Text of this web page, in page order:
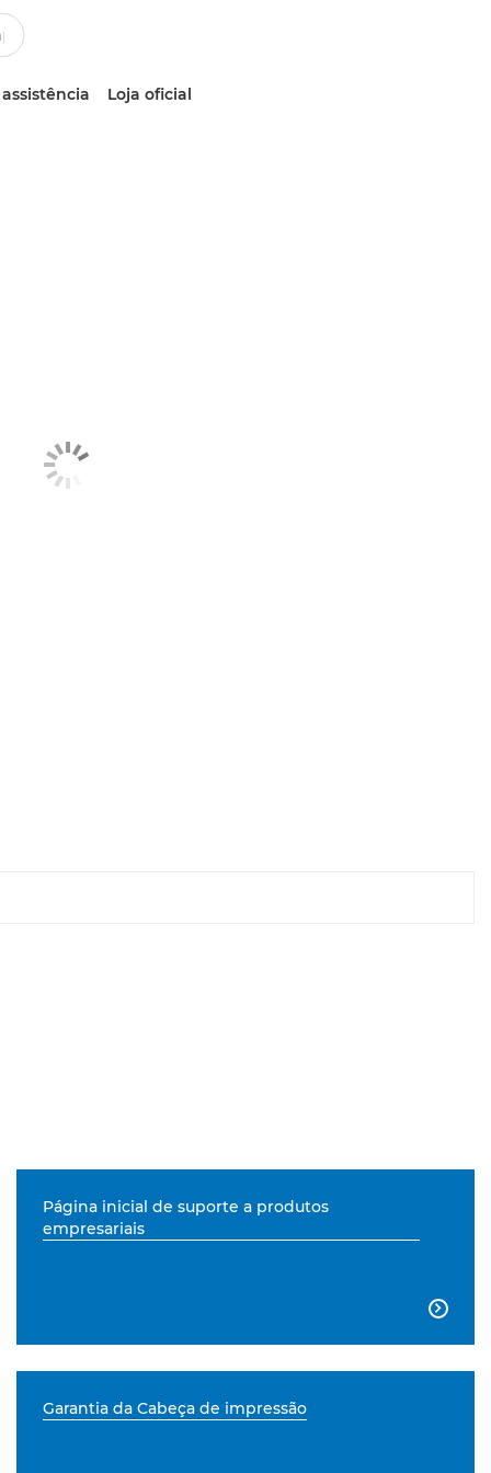
Loja oficial
Página inicial de suporte a produtos
empresariais

Garantia da Cabeça de impressão